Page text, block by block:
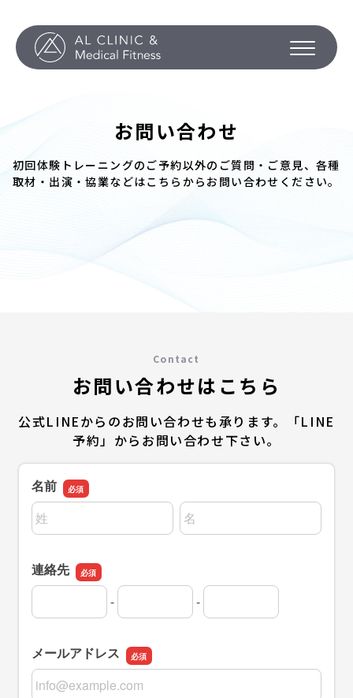
お問い合わせ
初回体験トレーニングのご予約以外のご質問・ご意見、各種
取材・出演・協業などはこちらからお問い合わせください。
Contact
お問い合わせはこちら
公式LINEからのお問い合わせも承ります。「LINE
予約」からお問い合わせ下さい。